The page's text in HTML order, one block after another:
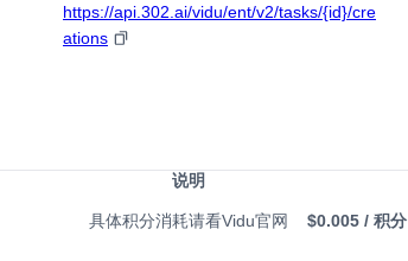
https://api.302.ai/vidu/ent/v2/tasks/{id}/cre
ations
说明
具体积分消耗请看Vidu官网 $0.005 / 积分